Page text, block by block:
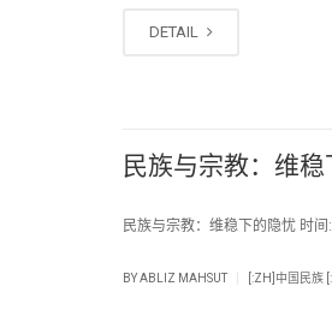
DETAIL
民族与宗教：维
民族与宗教：维稳下的隐忧
BYABLIZ MAHSUT [:ZH]中国民族 [:]